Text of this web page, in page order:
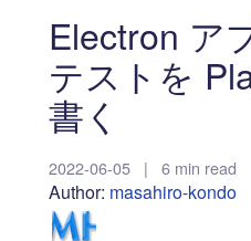
Electron ア
テストを
書く
2022-06-05 | 6 min read
Author: masahiro-kondo